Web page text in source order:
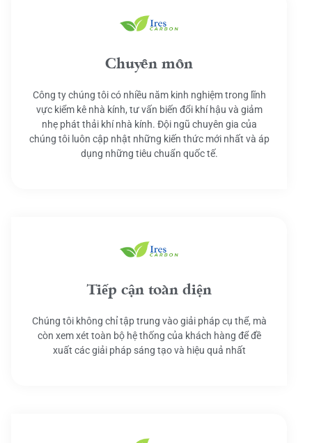
Chuyên môn
Công ty chúng tôi có nhiều năm kinh nghiệm trong lĩnh
vực kiểm kê nhà kính, tư vấn biến đổi khí hậu và giảm
nhẹ phát thải khí nhà kính. Đội ngũ chuyên gia của
chúng tôi luôn cập nhật những kiến thức mới nhất và áp
dụng những tiêu chuẩn quốc tế.
Tiếp cận toàn diện
Chúng tôi không chỉ tập trung vào giải pháp cụ thể, mà
còn xem xét toàn bộ hệ thống của khách hàng để đề
xuất các giải pháp sáng tạo và hiệu quả nhất